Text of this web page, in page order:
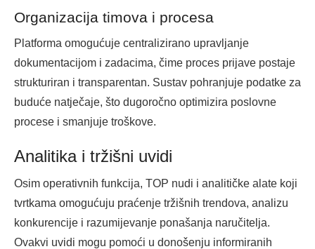
Organizacija timova i procesa
Platforma omogućuje centralizirano upravljanje
dokumentacijom i zadacima, čime proces prijave postaje
strukturiran i transparentan. Sustav pohranjuje podatke za
buduće natječaje, što dugoročno optimizira poslovne
procese i smanjuje troškove.
Analitika i tržišni uvidi
Osim operativnih funkcija, TOP nudi i analitičke alate koji
tvrtkama omogućuju praćenje tržišnih trendova, analizu
konkurencije i razumijevanje ponašanja naručitelja.
Ovakvi uvidi mogu pomoći u donošenju informiranih